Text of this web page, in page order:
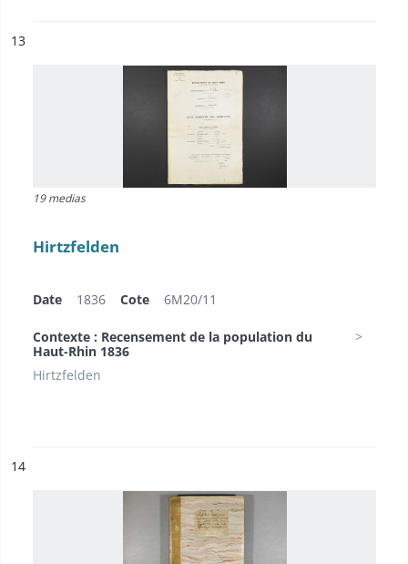
n°
13
19 medias
Hirtzfelden
Date 1836 Cote 6M20/11
Contexte : Recensement de la population du
Haut-Rhin 1836
Hirtzfelden
n°
14